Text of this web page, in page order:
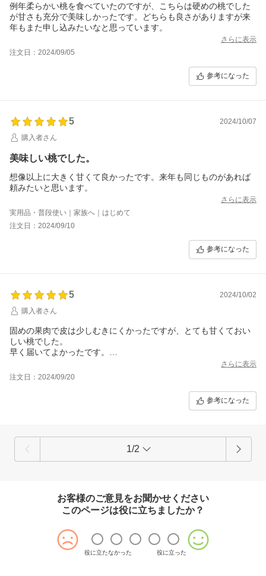
例年柔らかい桃を食べていたのですが、こちらは硬めの桃でした
が甘さも充分で美味しかったです。どちらも良さがありますが来
年もまた申し込みたいなと思っています。
さらに表示
注文日：2024/09/05
参考になった
5
2024/10/07
購入者さん
美味しい桃でした。
想像以上に大きく甘くて良かったです。来年も同じものがあれば
頼みたいと思います。
さらに表示
実用品・普段使い｜家族へ｜はじめて
注文日：2024/09/10
参考になった
5
2024/10/02
購入者さん
固めの果肉で皮は少しむきにくかったですが、とても甘くておい
しい桃でした。
早く届いてよかったです。
さらに表示
注文日：2024/09/20
参考になった
1/2
お客様のご意見をお聞かせください
このページは役に立ちましたか？
役に立たなかった 役に立った